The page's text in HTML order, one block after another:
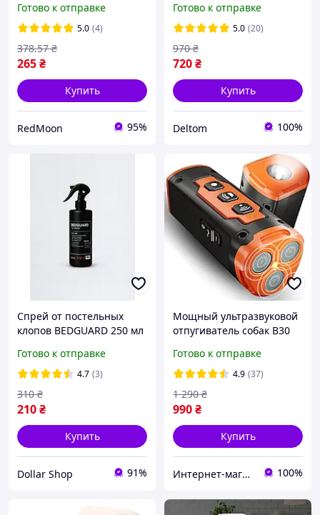
Ловушка для насекомых
Готово к отправке
5.0 (4)
265₴
378.57 ₴
Купить
RedMoon 95%
Готово к отправке
5.0 (20)
720₴
970 ₴
Купить
Deltom 100%
Спрей от постельных
клопов BEDGUARD 250 мл
Готово к отправке
4.7 (3)
210₴
310 ₴
Купить
Dollar Shop 91%
Мощный ультразвуковой
отпугиватель собак B30
излучателями и
дальностью до 15 м
Готово к отправке
4.9 (37)
990₴
1 290 ₴
Купить
Интернет-магазин "PrimeZone" 100%